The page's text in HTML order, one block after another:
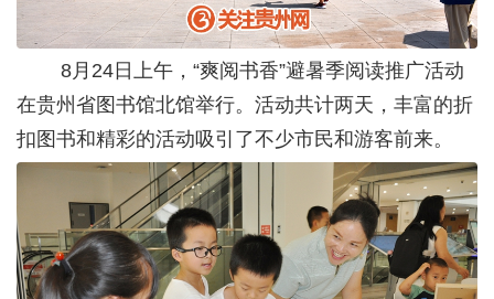
8月24日上午，“爽阅书香”避暑季阅读推广活动
在贵州省图书馆北馆举行。活动共计两天，丰富的折
扣图书和精彩的活动吸引了不少市民和游客前来。